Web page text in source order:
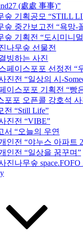
(處處 事事)”
숲 기획공모 “STILL
숲 중간보고전 “욕망-
숲 기획전 “도시미니
나무숲 선물전
빙하는 사진
페이스포포 선정전 “
진전 “일상의 시-
이스포포 기획전 “빵
포포 오픈콜 강호석 사
전 “Still Life”
진전 “VIBE”
서 “오늘의 우연
인전 “야누스 아파트
인전 “일상을 꿈꾸며”
진나무숲 space.FOFO